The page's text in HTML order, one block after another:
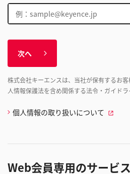
次へ
株式会社キーエンスは、当社が保有するお
人情報保護法を含め関係する法令・ガイドラ
個人情報の取り扱いについて
Web会員専用のサービス